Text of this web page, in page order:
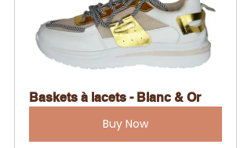
Baskets à lacets - Blanc & Or
Buy Now